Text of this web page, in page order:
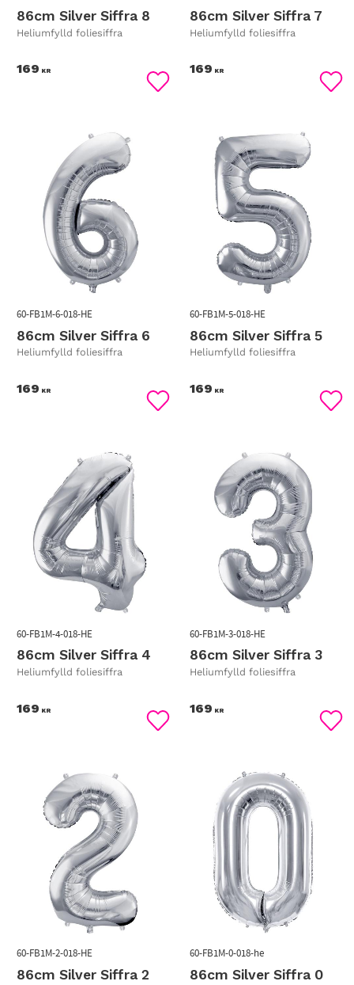
86cm Silver Siffra 8
Heliumfylld foliesiffra
169 KR
Lägg till i favoriter
86cm Silver Siffra 7
Heliumfylld foliesiffra
169 KR
86cm Silver Siffra 6
Heliumfylld foliesiffra
60-FB1M-6-018-HE
169 KR
Lägg till i favoriter
86cm Silver Siffra 5
Heliumfylld foliesiffra
60-FB1M-5-018-HE
169 KR
86cm Silver Siffra 4
Heliumfylld foliesiffra
60-FB1M-4-018-HE
169 KR
Lägg till i favoriter
86cm Silver Siffra 3
Heliumfylld foliesiffra
60-FB1M-3-018-HE
169 KR
86cm Silver Siffra 2
60-FB1M-2-018-HE
86cm Silver Siffra 0
60-FB1M-0-018-he